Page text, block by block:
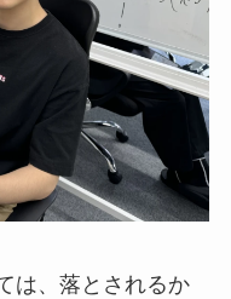
は、落とされるか